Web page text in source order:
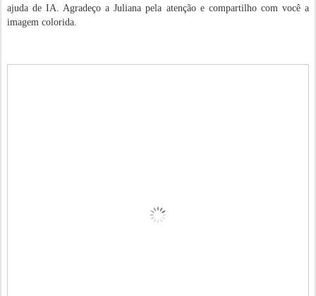
ajuda de IA. Agradeço a Juliana pela atenção e compartilho com você a
imagem colorida.